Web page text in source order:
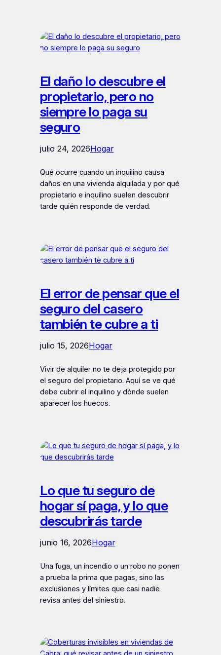
El daño lo descubre el
propietario, pero no
siempre lo paga su
seguro
julio 24, 2026Hogar
Qué ocurre cuando un inquilino causa
daños en una vivienda alquilada y por qué
propietario e inquilino suelen descubrir
tarde quién responde de verdad.
El error de pensar que el
seguro del casero
también te cubre a ti
julio 15, 2026Hogar
Vivir de alquiler no te deja protegido por
el seguro del propietario. Aquí se ve qué
debe cubrir el inquilino y dónde suelen
aparecer los huecos.
Lo que tu seguro de
hogar sí paga, y lo que
descubrirás tarde
junio 16, 2026Hogar
Una fuga, un incendio o un robo no ponen
a prueba la prima que pagas, sino las
exclusiones y límites que casi nadie
revisa antes del siniestro.